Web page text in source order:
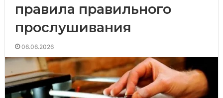
правила правильного
прослушивания
06.06.2026